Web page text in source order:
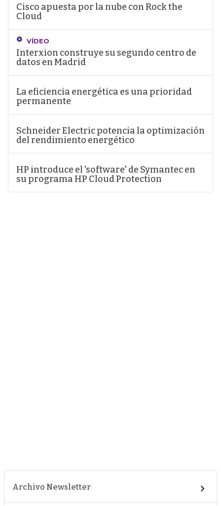
Cisco apuesta por la nube con Rock the
Cloud
VÍDEO
Interxion construye su segundo centro de
datos en Madrid
La eficiencia energética es una prioridad
permanente
Schneider Electric potencia la optimización
del rendimiento energético
HP introduce el 'software' de Symantec en
su programa HP Cloud Protection
Archivo Newsletter